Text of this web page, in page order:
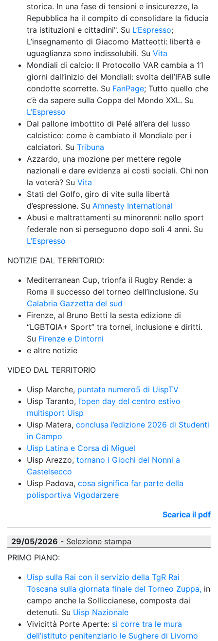
storica. In una fase di tensioni e insicurezze, la
Repubblica ha il compito di consolidare la fiducia
tra istituzioni e cittadini". Su L’Espresso;
L’insegnamento di Giacomo Matteotti: libertà e
uguaglianza sono indissolubili. Su Vita
Mondiali di calcio: Il Protocollo VAR cambia a 11
giorni dall’inizio dei Mondiali: svolta dell’IFAB sulle
condotte scorrette. Su FanPage; Tutto quello che
L’Espresso
Dal pallone imbottito di Pelé all’era del lusso
calcistico: come è cambiato il Mondiale per i
calciatori. Su Tribuna
Azzardo, una mozione per mettere regole
nazionali e dare evidenza ai costi sociali. Chi non
la voterà? Su Vita
Stati del Golfo, giro di vite sulla libertà
d’espressione. Su Amnesty International
Abusi e maltrattamenti su minorenni: nello sport
L’Espresso
NOTIZIE DAL TERRITORIO:
Mediterranean Cup, trionfa il Rugby Rende: a
Calabria Gazzetta del sud
Firenze, al Bruno Betti la sesta edizione di
“LGBTQIA+ Sport” tra tornei, inclusione e diritti.
Su Firenze e Dintorni
e altre notizie
VIDEO DAL TERRITORIO
Uisp Marche, puntata numero5 di UispTV
Uisp Taranto, l’open day del centro estivo
multisport Uisp
Uisp Matera, conclusa l’edizione 2026 di Studenti
in Campo
Uisp Latina e Corsa di Miguel
Uisp Arezzo, tornano i Giochi dei Nonni a
Castelsecco
Uisp Padova, cosa significa far parte della
polisportiva Vigodarzere
Scarica il pdf
29/05/2026 - Selezione stampa
PRIMO PIANO:
Uisp sulla Rai con il servizio della TgR Rai
Toscana sulla giornata finale del Torneo Zuppa, in
campo anche la Solliccianese, composta dai
detenuti. Su Uisp Nazionale
Vivicittà Porte Aperte: si corre tra le mura
dell’istituto penitenziario le Sughere di Livorno